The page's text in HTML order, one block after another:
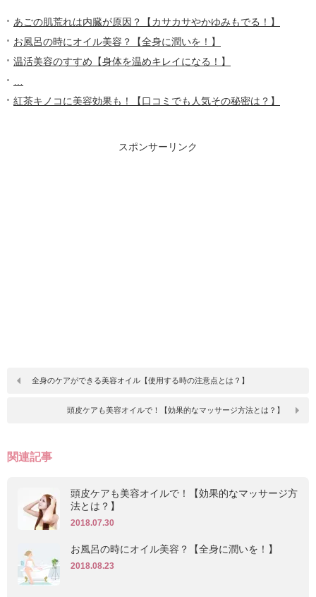
あごの肌荒れは内臓が原因？【カサカサやかゆみもでる！】
お風呂の時にオイル美容？【全身に潤いを！】
温活美容のすすめ【身体を温めキレイになる！】
紅茶キノコに美容効果も！【口コミでも人気その秘密は？】
スポンサーリンク
全身のケアができる美容オイル【使用する時の注意点とは？】
頭皮ケアも美容オイルで！【効果的なマッサージ方法とは？】
関連記事
頭皮ケアも美容オイルで！【効果的なマッサージ方
法とは？】
2018.07.30
お風呂の時にオイル美容？【全身に潤いを！】
2018.08.23